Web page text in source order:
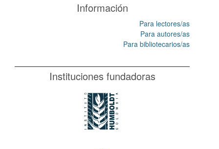
Información
Para lectores/as
Para autores/as
Para bibliotecarios/as
Instituciones fundadoras